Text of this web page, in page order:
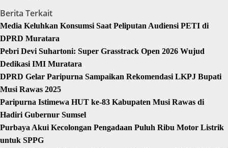
Berita Terkait
Media Keluhkan Konsumsi Saat Peliputan Audiensi PETI di
DPRD Muratara
Pebri Devi Suhartoni: Super Grasstrack Open 2026 Wujud
Dedikasi IMI Muratara
DPRD Gelar Paripurna Sampaikan Rekomendasi LKPJ Bupati
Musi Rawas 2025
Paripurna Istimewa HUT ke-83 Kabupaten Musi Rawas di
Hadiri Gubernur Sumsel
Purbaya Akui Kecolongan Pengadaan Puluh Ribu Motor Listrik
untuk SPPG